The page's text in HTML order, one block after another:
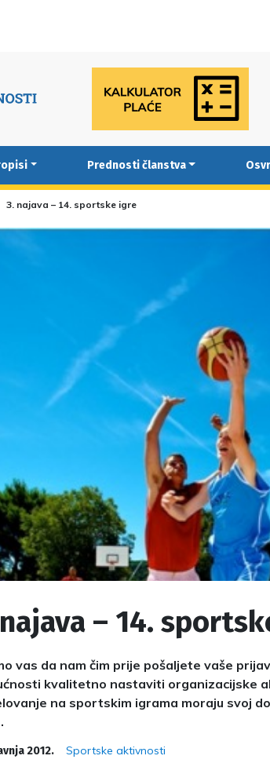
Prednosti članstva
3. najava – 14. sportske igre
– 14.
vas da nam čim prije pošaljete vaše
kvalitetno nastaviti organizacijske
na sportskim igrama moraju svoj
2012. Sportske aktivnosti